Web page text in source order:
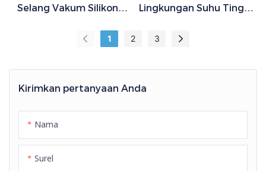
Kirimkan pertanyaan Anda
Nama
Surel
Selang Vakum Silikon:
untuk Sistem yang
Lingkungan Suhu Tinggi:
Unggul
1 2 3